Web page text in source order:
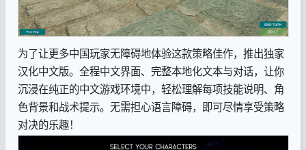
为了让更多中国玩家无障碍地体验这款策略佳作，推出独家
汉化中文版。全程中文界面、完整本地化文本与对话，让你
沉浸在纯正的中文游戏环境中，轻松理解每项技能说明、角
色背景和战术提示。无需担心语言障碍，即可尽情享受策略
对决的乐趣！